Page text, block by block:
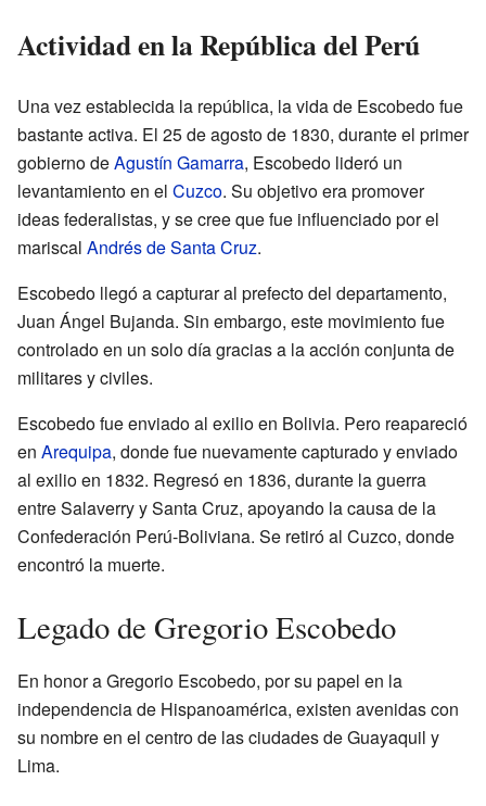
Actividad en la República del Perú
Una vez establecida la república, la vida de Escobedo fue
bastante activa. El 25 de agosto de 1830, durante el primer
gobierno deAgustín Gamarra, Escobedo lideró un
levantamiento en el Cuzco. Su objetivo era promover
ideas federalistas, y se cree que fue influenciado por el
mariscal Andrés de Santa Cruz.
Escobedo llegó a capturar al prefecto del departamento,
Juan Ángel Bujanda. Sin embargo, este movimiento fue
controlado en un solo día gracias a la acción conjunta de
militares y civiles.
Escobedo fue enviado al exilio en Bolivia. Pero reapareció
en Arequipa, donde fue nuevamente capturado y enviado
al exilio en 1832. Regresó en 1836, durante la guerra
entre Salaverry y Santa Cruz, apoyando la causa de la
Confederación Perú-Boliviana. Se retiró al Cuzco, donde
encontró la muerte.
Legado de Gregorio Escobedo
En honor a Gregorio Escobedo, por su papel en la
independencia de Hispanoamérica, existen avenidas con
su nombre en el centro de las ciudades de Guayaquil y
Lima.